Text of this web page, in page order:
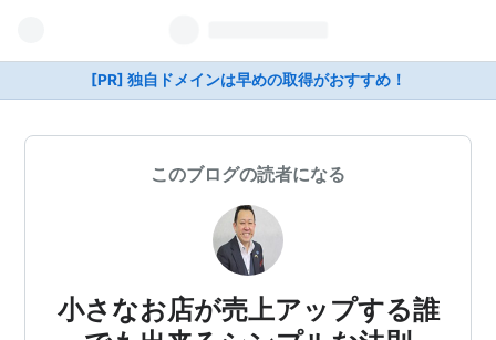
[PR] 独自ドメインは早めの取得がおすすめ！
このブログの読者になる
小さなお店が売上アップする誰